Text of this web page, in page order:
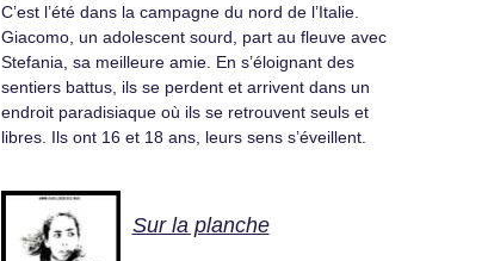
C’est l’été dans la campagne du nord de l’Italie.
Giacomo, un adolescent sourd, part au fleuve avec
Stefania, sa meilleure amie. En s’éloignant des
sentiers battus, ils se perdent et arrivent dans un
endroit paradisiaque où ils se retrouvent seuls et
libres. Ils ont 16 et 18 ans, leurs sens s’éveillent.
Sur la planche